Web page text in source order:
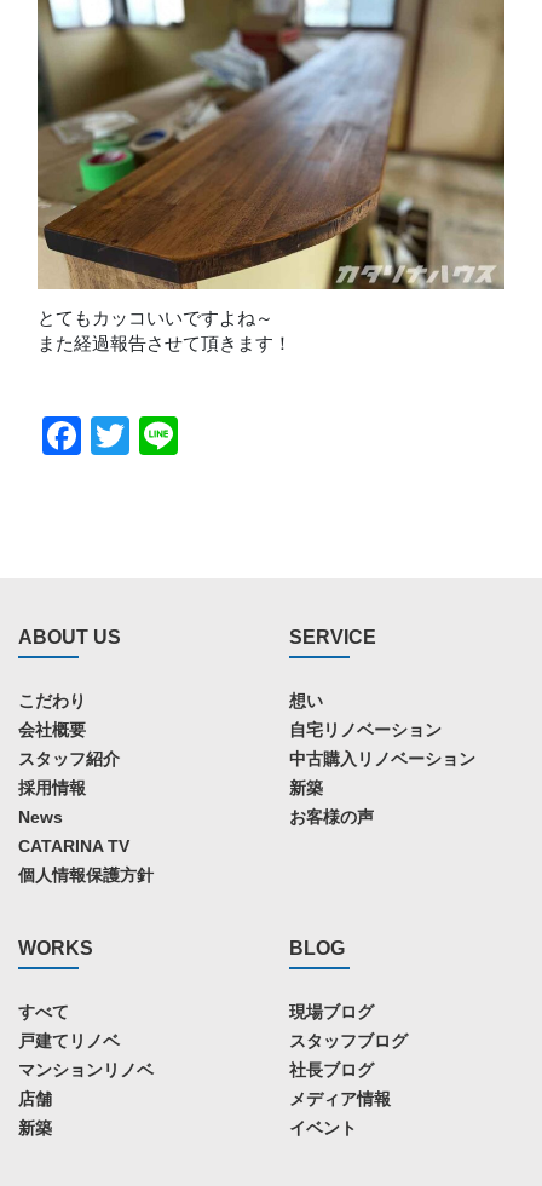
とてもカッコいいですよね～
また経過報告させて頂きます！
Facebook
Twitter
ABOUT US
こだわり
会社概要
スタッフ紹介
採用情報
News
CATARINA TV
個人情報保護方針
SERVICE
想い
自宅リノベーション
中古購入リノベーション
新築
お客様の声
WORKS
すべて
戸建てリノベ
マンションリノベ
店舗
新築
BLOG
現場ブログ
スタッフブログ
社長ブログ
メディア情報
イベント